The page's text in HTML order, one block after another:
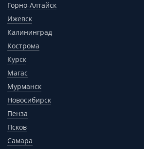
Горно-Алтайск
Ижевск
Калининград
Кострома
Курск
Магас
Мурманск
Новосибирск
Пенза
Псков
Самара